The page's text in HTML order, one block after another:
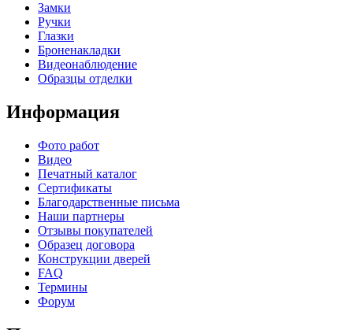
Замки
Ручки
Глазки
Броненакладки
Видеонаблюдение
Образцы отделки
Информация
Фото работ
Видео
Печатный каталог
Сертификаты
Благодарственные письма
Наши партнеры
Отзывы покупателей
Образец договора
Конструкции дверей
FAQ
Термины
Форум